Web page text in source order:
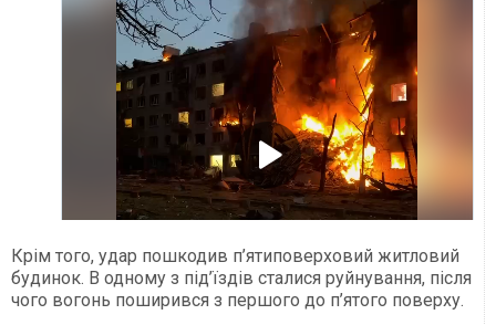
Крім того, удар пошкодив п’ятиповерховий житловий
будинок. В одному з під’їздів сталися руйнування, після
чого вогонь поширився з першого до п’ятого поверху.